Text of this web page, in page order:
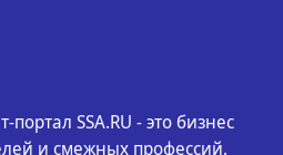
SSA.RU - это бизнес
и смежных профессий.